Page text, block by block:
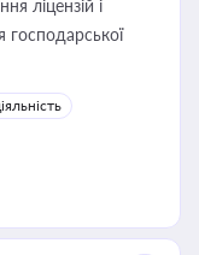
ліцензій і
господарської